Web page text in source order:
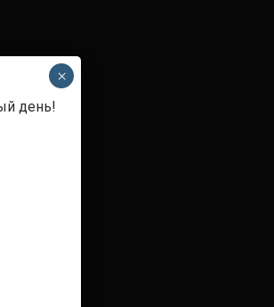
день!
×